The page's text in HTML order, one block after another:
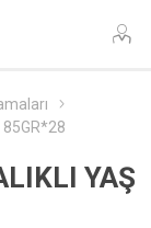
85GR*28
YAŞ